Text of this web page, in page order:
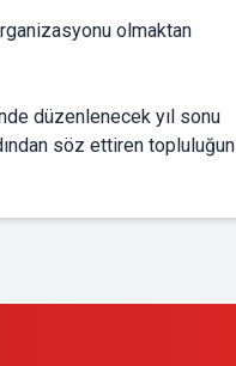
olmaktan
düzenlenecek yıl sonu
söz ettiren topluluğun